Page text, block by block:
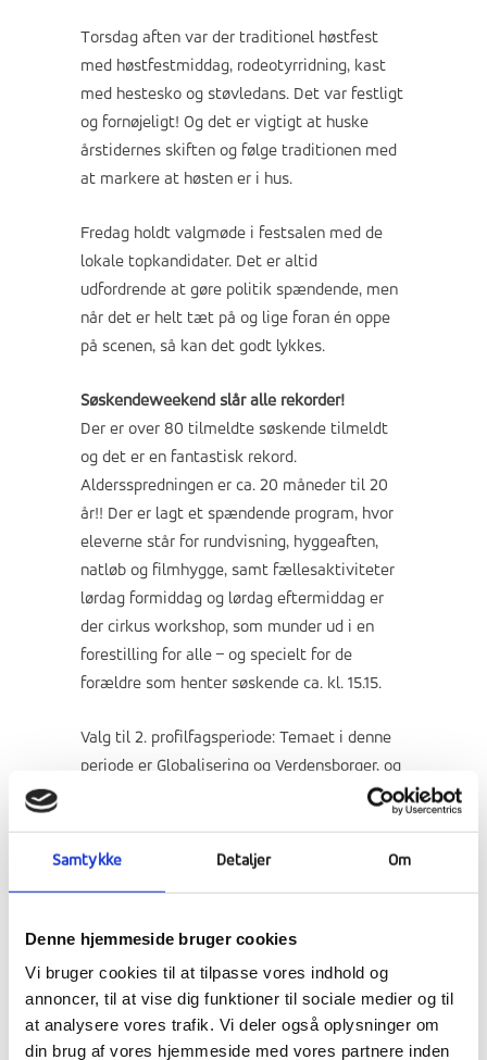
Samtykke Detaljer Om
Denne hjemmeside bruger cookies
Vi bruger cookies til at tilpasse vores indhold og
annoncer, til at vise dig funktioner til sociale medier og til
at analysere vores trafik. Vi deler også oplysninger om
din brug af vores hjemmeside med vores partnere inden
Torsdag aften var der traditionel høstfest
med høstfestmiddag, rodeotyrridning, kast
med hestesko og støvledans. Det var festligt
og fornøjeligt! Og det er vigtigt at huske
årstidernes skiften og følge traditionen med
at markere at høsten er i hus.
Fredag holdt valgmøde i festsalen med de
lokale topkandidater. Det er altid
udfordrende at gøre politik spændende, men
når det er helt tæt på og lige foran én oppe
på scenen, så kan det godt lykkes.
Søskendeweekend slår alle rekorder!
Der er over 80 tilmeldte søskende tilmeldt
og det er en fantastisk rekord.
Aldersspredningen er ca. 20 måneder til 20
år!! Der er lagt et spændende program, hvor
eleverne står for rundvisning, hyggeaften,
natløb og filmhygge, samt fællesaktiviteter
lørdag formiddag og lørdag eftermiddag er
der cirkus workshop, som munder ud i en
forestilling for alle – og specielt for de
forældre som henter søskende ca. kl. 15.15.
Valg til 2. profilfagsperiode: Temaet i denne
periode er Globalisering og Verdensborger, og
eleverne kan foreslå og vælge mellem en
disse er der også 2 dage med
gerne før. Der er oplæg og mulighed for at få
uddybende information på forældre og
søskendedagen de 24. september.
Den nye profilavis er færdigog klar til